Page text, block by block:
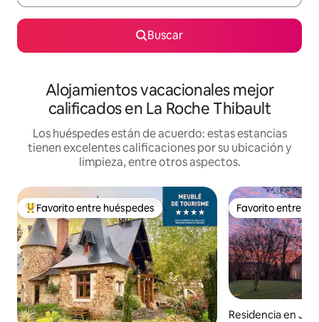
Buscar
Alojamientos vacacionales mejor
calificados en La Roche Thibault
Los huéspedes están de acuerdo: estas estancias
tienen excelentes calificaciones por su ubicación y
limpieza, entre otros aspectos.
De los mejores en Favorito entre huéspedes
Favorito entre huéspedes Favorito entre
Favorito entre
Residencia en